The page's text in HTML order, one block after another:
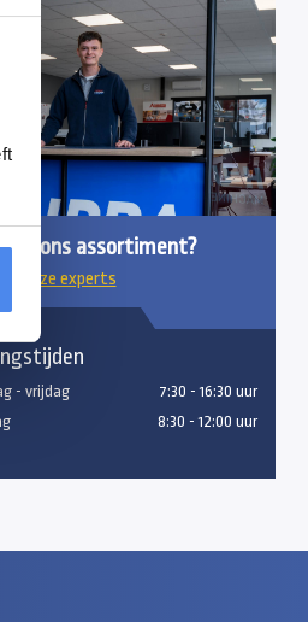
ons assortiment?
onze experts
- vrijdag
7:30 - 16:30 uur
8:30 - 12:00 uur